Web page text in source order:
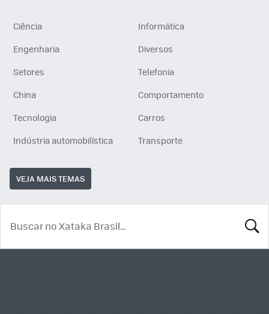
Ciência
Informática
Engenharia
Diversos
Setores
Telefonia
China
Comportamento
Tecnologia
Carros
Indústria automobilística
Transporte
VEJA MAIS TEMAS